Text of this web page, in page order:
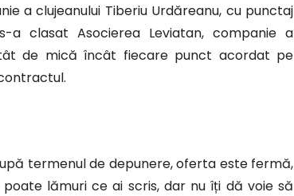
a clujeanului Tiberiu Urdăreanu, cu punctaj
clasat Asocierea Leviatan, companie a
de mică încât fiecare punct acordat pe
termenul de depunere, oferta este fermă,
lămuri ce ai scris, dar nu îți dă voie să